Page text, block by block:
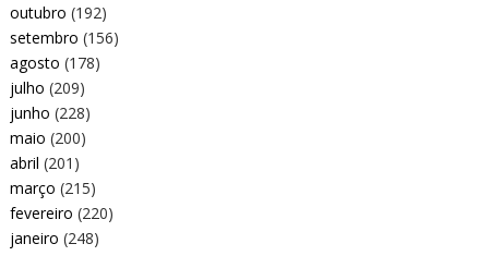
outubro (192)
setembro (156)
agosto (178)
julho (209)
junho (228)
maio (200)
abril (201)
março (215)
fevereiro (220)
janeiro (248)